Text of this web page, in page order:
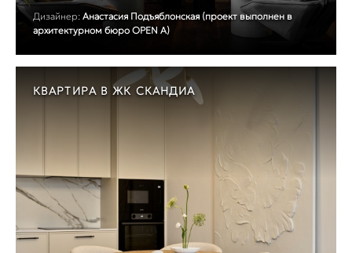
Дизайнер: Анастасия Подъяблонская (проект выполнен в
архитектурном бюро OPEN A)
КВАРТИРА В ЖК СКАНДИА